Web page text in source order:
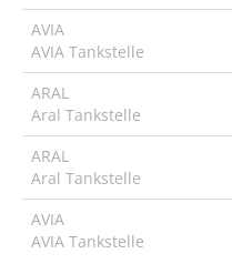
AVIA
AVIA Tankstelle
ARAL
Aral Tankstelle
ARAL
Aral Tankstelle
AVIA
AVIA Tankstelle